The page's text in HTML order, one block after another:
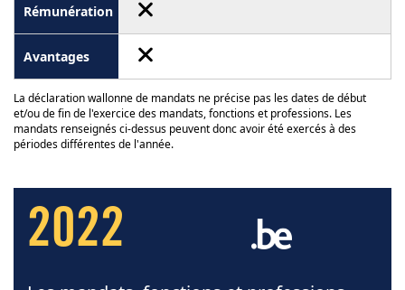
La déclaration wallonne de mandats ne précise pas les dates de début
et/ou de fin de l'exercice des mandats, fonctions et professions. Les
mandats renseignés ci-dessus peuvent donc avoir été exercés à des
périodes différentes de l'année.
2022